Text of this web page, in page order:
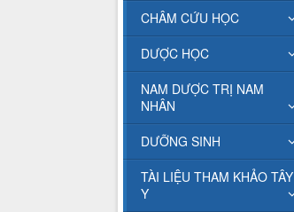
CHÂM CỨU HỌC
DƯỢC HỌC
NAM DƯỢC TRỊ NAM
NHÂN
DƯỠNG SINH
TÀI LIỆU THAM KHẢO TÂY
Y